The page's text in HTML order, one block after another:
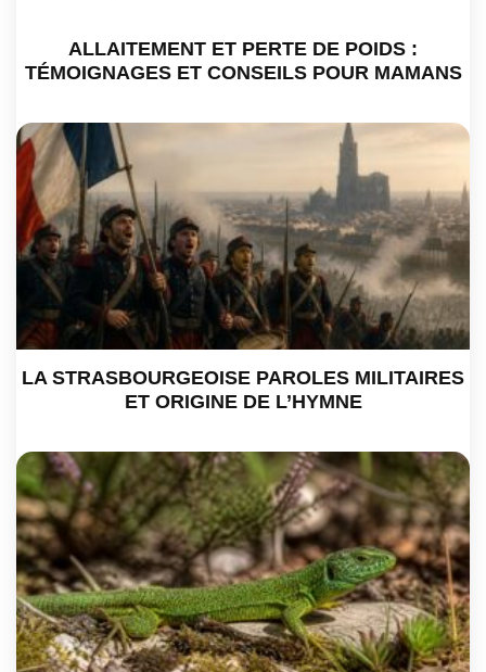
ALLAITEMENT ET PERTE DE POIDS :
TÉMOIGNAGES ET CONSEILS POUR MAMANS
LA STRASBOURGEOISE PAROLES MILITAIRES
ET ORIGINE DE L’HYMNE